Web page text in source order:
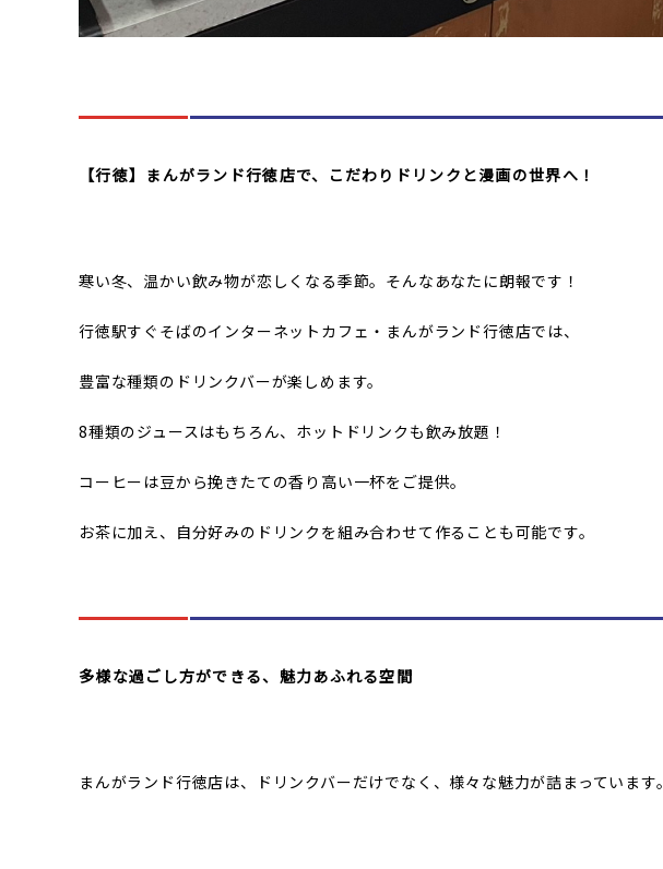
【行徳】まんがランド行徳店で、こだわりドリンクと漫画の世界へ！
寒い冬、温かい飲み物が恋しくなる季節。そんなあなたに朗報です！
行徳駅すぐそばのインターネットカフェ・まんがランド行徳店では、
豊富な種類のドリンクバーが楽しめます。
8種類のジュースはもちろん、ホットドリンクも飲み放題！
コーヒーは豆から挽きたての香り高い一杯をご提供。
お茶に加え、自分好みのドリンクを組み合わせて作ることも可能です。
多様な過ごし方ができる、魅力あふれる空間
まんがランド行徳店は、ドリンクバーだけでなく、様々な魅力が詰まっています。